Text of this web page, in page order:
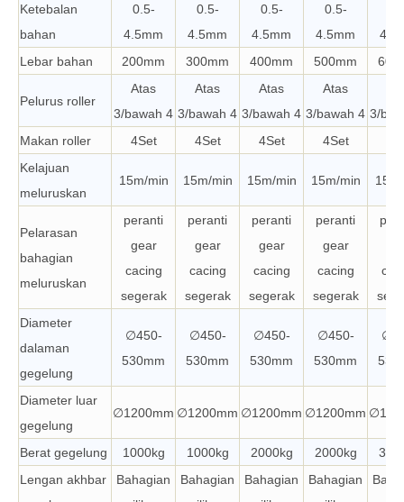
Ketebalan
bahan
0.5-
4.5mm
0.5-
4.5mm
0.5-
4.5mm
0.5-
4.5mm
Lebar bahan
200mm 300mm 400mm 500mm
Pelurus roller
Atas
3/bawah 4
Atas
3/bawah 4
Atas
3/bawah 4
Atas
3/bawah 4 3/
Makan roller
4Set 4Set 4Set 4Set
Kelajuan
meluruskan
15m/min 15m/min 15m/min 15m/min
Pelarasan
bahagian
meluruskan
peranti
gear
cacing
segerak
peranti
gear
cacing
segerak
peranti
gear
cacing
segerak
peranti
gear
cacing
segerak
Diameter
dalaman
gegelung
∅450-
530mm
∅450-
530mm
∅450-
530mm
∅450-
530mm
Diameter luar
gegelung
∅1200mm ∅1200mm ∅1200mm ∅1200mm
Berat gegelung 1000kg 1000kg 2000kg 2000kg
Lengan akhbar
Bahagian
Bahagian
Bahagian
Bahagian